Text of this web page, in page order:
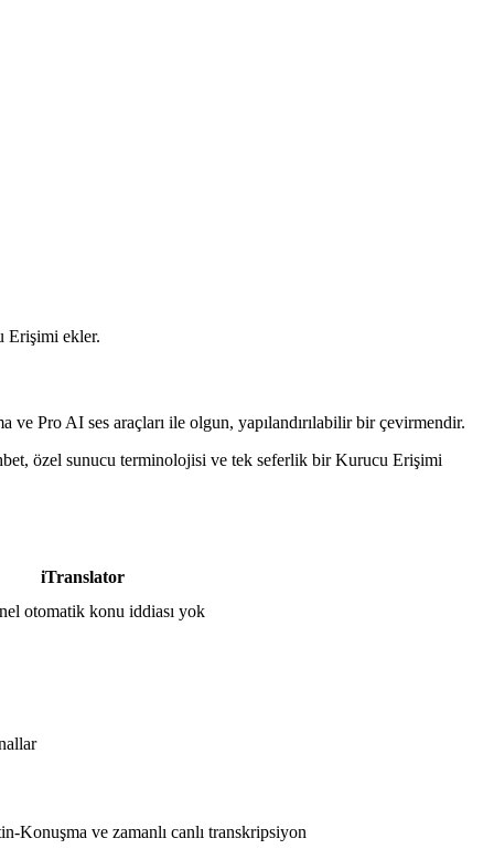
Erişimi ekler.
Pro AI ses araçları ile olgun, yapılandırılabilir bir çevirmendir.
özel sunucu terminolojisi ve tek seferlik bir Kurucu Erişimi
iTranslator
otomatik konu iddiası yok
Konuşma ve zamanlı canlı transkripsiyon